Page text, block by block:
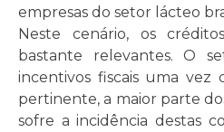
empresas do setor lácteo
Neste cenário, os
bastante relevantes. O
incentivos fiscais uma vez
pertinente, a maior parte
sofre a incidência destas